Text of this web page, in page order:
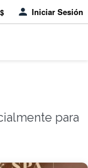
Iniciar Sesión
para